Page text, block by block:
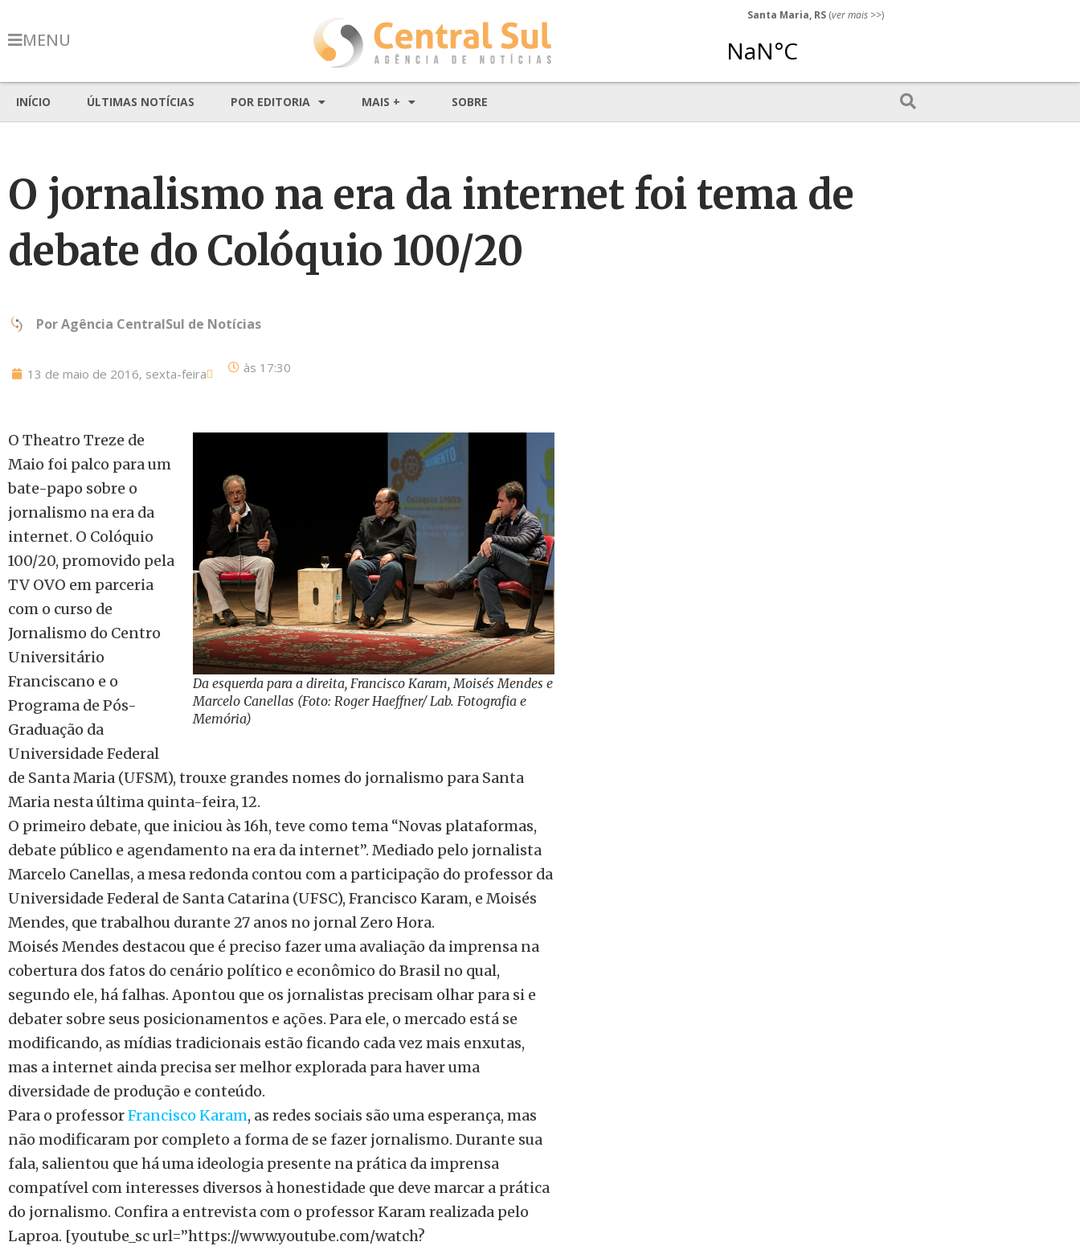
MENU
Santa Maria, RS (ver mais >>)
INÍCIO ÚLTIMAS NOTÍCIAS POR EDITORIA MAIS + SOBRE
O jornalismo na era da internet foi tema de
debate do Colóquio 100/20
PorAgência CentralSul de Notícias
13 de maio de 2016, sexta-feira às 17:30
Da esquerda para a direita, Francisco Karam, Moisés Mendes e
Marcelo Canellas (Foto: Roger Haeffner/ Lab. Fotografia e
Memória)
O Theatro Treze de
Maio foi palco para um
bate-papo sobre o
jornalismo na era da
internet. O Colóquio
100/20, promovido pela
TV OVO em parceria
com o curso de
Jornalismo do Centro
Universitário
Franciscano e o
Programa de Pós-
Graduação da
Universidade Federal
de Santa Maria (UFSM), trouxe grandes nomes do jornalismo para Santa
Maria nesta última quinta-feira, 12.
O primeiro debate, que iniciou às 16h, teve como tema “Novas plataformas,
debate público e agendamento na era da internet”. Mediado pelo jornalista
Marcelo Canellas, a mesa redonda contou com a participação do professor da
Universidade Federal de Santa Catarina (UFSC), Francisco Karam, e Moisés
Mendes, que trabalhou durante 27 anos no jornal Zero Hora.
Moisés Mendes destacou que é preciso fazer uma avaliação da imprensa na
cobertura dos fatos do cenário político e econômico do Brasil no qual,
segundo ele, há falhas. Apontou que os jornalistas precisam olhar para si e
debater sobre seus posicionamentos e ações. Para ele, o mercado está se
modificando, as mídias tradicionais estão ficando cada vez mais enxutas,
mas a internet ainda precisa ser melhor explorada para haver uma
diversidade de produção e conteúdo.
Para o professorFrancisco Karam, as redes sociais são uma esperança, mas
não modificaram por completo a forma de se fazer jornalismo. Durante sua
fala, salientou que há uma ideologia presente na prática da imprensa
compatível com interesses diversos à honestidade que deve marcar a prática
do jornalismo. Confira a entrevista com o professor Karam realizada pelo
Laproa. [youtube_sc url=”https://www.youtube.com/watch?